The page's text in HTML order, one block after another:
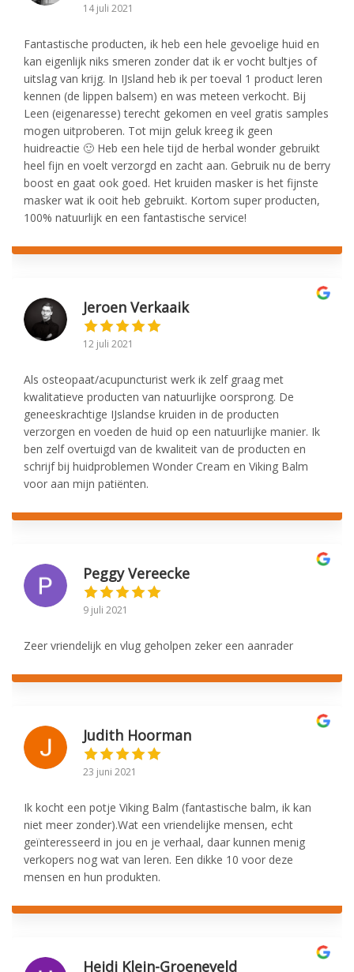
14 juli 2021
Fantastische producten, ik heb een hele gevoelige huid en
kan eigenlijk niks smeren zonder dat ik er vocht bultjes of
uitslag van krijg. In IJsland heb ik per toeval 1 product leren
kennen (de lippen balsem) en was meteen verkocht. Bij
Leen (eigenaresse) terecht gekomen en veel gratis samples
mogen uitproberen. Tot mijn geluk kreeg ik geen
huidreactie 🙂 Heb een hele tijd de herbal wonder gebruikt
heel fijn en voelt verzorgd en zacht aan. Gebruik nu de berry
boost en gaat ook goed. Het kruiden masker is het fijnste
masker wat ik ooit heb gebruikt. Kortom super producten,
100% natuurlijk en een fantastische service!
Jeroen Verkaaik
12 juli 2021
Als osteopaat/acupuncturist werk ik zelf graag met
kwalitatieve producten van natuurlijke oorsprong. De
geneeskrachtige IJslandse kruiden in de producten
verzorgen en voeden de huid op een natuurlijke manier. Ik
ben zelf overtuigd van de kwaliteit van de producten en
schrijf bij huidproblemen Wonder Cream en Viking Balm
voor aan mijn patiënten.
Peggy Vereecke
9 juli 2021
Zeer vriendelijk en vlug geholpen zeker een aanrader
Judith Hoorman
23 juni 2021
Ik kocht een potje Viking Balm (fantastische balm, ik kan
niet meer zonder).Wat een vriendelijke mensen, echt
geïnteresseerd in jou en je verhaal, daar kunnen menig
verkopers nog wat van leren. Een dikke 10 voor deze
mensen en hun produkten.
Heidi Klein-Groeneveld